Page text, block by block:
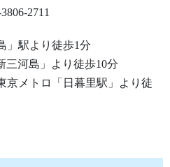
2711
」駅より徒歩1分
三河島」より徒歩10分
京メトロ「日暮里駅」より徒